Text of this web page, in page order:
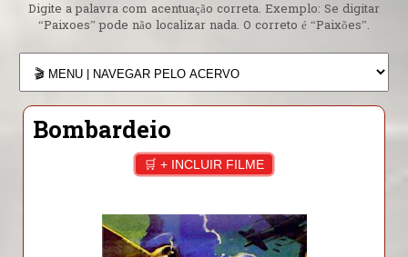
Digite a palavra com acentuação correta. Exemplo: Se digitar
“Paixoes” pode não localizar nada. O correto é “Paixões”.
Bombardeio
🛒 + INCLUIR FILME